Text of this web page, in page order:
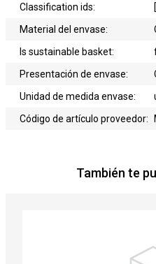
Classification ids:
Material del envase:
Is sustainable basket:
Presentación de envase:
Unidad de medida envase:
Código de artículo proveedor:
También te